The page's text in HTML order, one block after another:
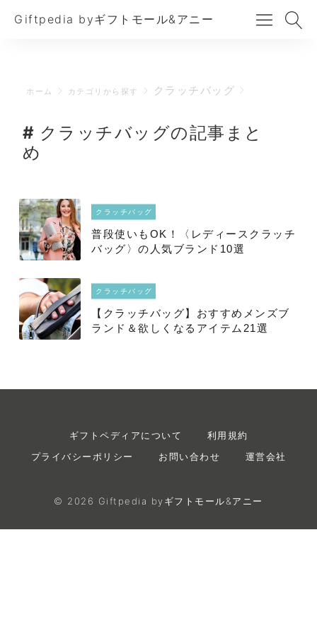
Giftpedia byギフトモール&アニー
ホーム カテゴリから探す クラッチバッグ
クラッチバッグの記事まと
め
クラッチバッグ
普段使いもOK！〈レディースクラッチ
バッグ〉の人気ブランド10選
クラッチバッグ
【クラッチバッグ】おすすめメンズブ
ランド＆欲しくなるアイテム21選
ギフトペディアについて
利用規約
プライバシーポリシー
お問い合わせ 運営会社
© 2026 Giftpedia byギフトモール&アニー